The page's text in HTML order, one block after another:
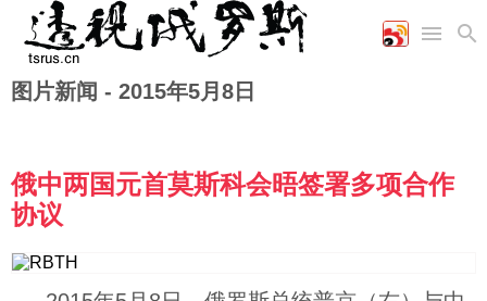
首页
国际
时政
陆军
军事合作
工业
能源
美食
娱乐
漫画
视频
图片新闻 - 2015年5月8日
俄中两国元首莫斯科会晤签署多项合作
协议